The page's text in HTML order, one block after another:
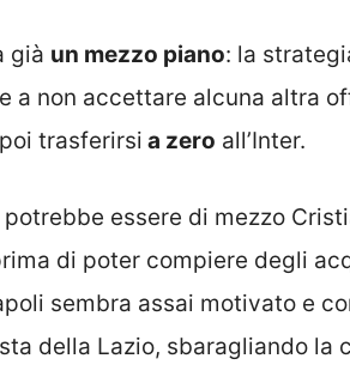
già un mezzo piano: la
a non accettare alcuna altra
trasferirsi a zero all’Inter.
potrebbe essere di mezzo
di poter compiere degli
sembra assai motivato e
della Lazio, sbaragliando la